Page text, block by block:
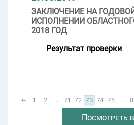
ЗАКЛЮЧЕНИЕ НА
ИСПОЛНЕНИИ
2018 ГОД
Результат проверки
← 1 2 ... 71 72 73 74 75 ...
Посмотреть